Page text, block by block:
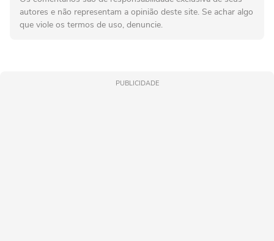
autores e não representam a opinião deste site. Se achar algo
que viole os termos de uso, denuncie.
PUBLICIDADE